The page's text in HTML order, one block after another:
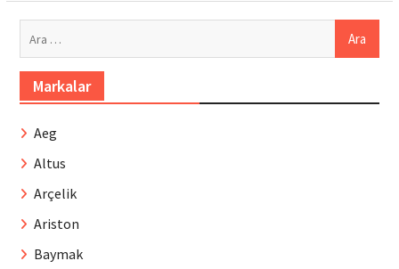
Markalar
Aeg
Altus
Arçelik
Ariston
Baymak